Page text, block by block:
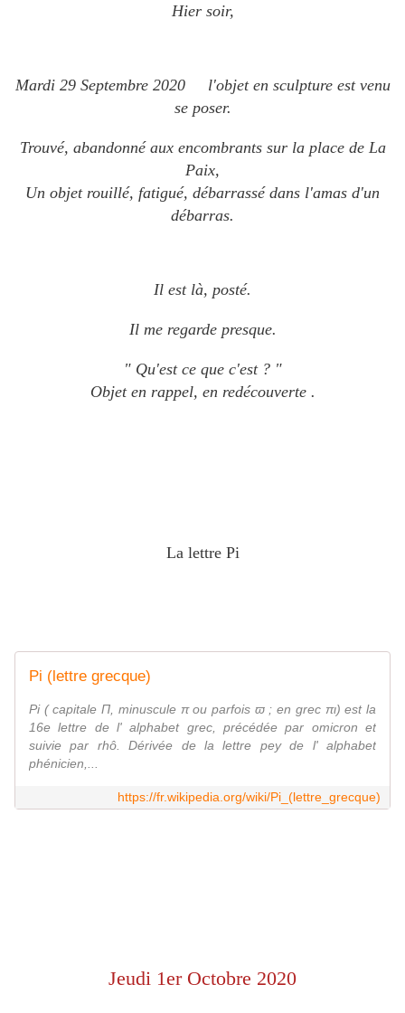
Hier soir,
Mardi 29 Septembre 2020 l'objet en sculpture est venu
se poser.
Trouvé, abandonné aux encombrants sur la place de La
Paix,
Un objet rouillé, fatigué, débarrassé dans l'amas d'un
débarras.
Il est là, posté.
Il me regarde presque.
" Qu'est ce que c'est ? "
Objet en rappel, en redécouverte .
La lettre Pi
Pi (lettre grecque)
Pi ( capitale Π, minuscule π ou parfois ϖ ; en grec πι) est la
16e lettre de l' alphabet grec, précédée par omicron et
suivie par rhô. Dérivée de la lettre pey de l' alphabet
phénicien,...
https://fr.wikipedia.org/wiki/Pi_(lettre_grecque)
Jeudi 1er Octobre 2020